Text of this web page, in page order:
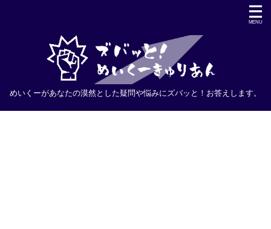
めいくーがあなたの漠然とした疑問や悩みにズバッと！お答えします。